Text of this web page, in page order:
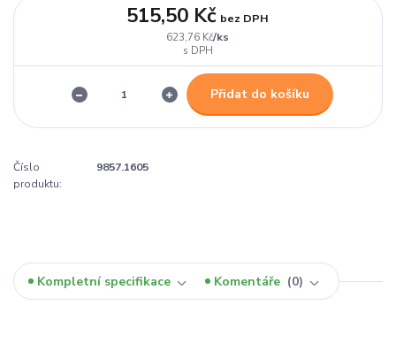
623,76 Kč/ks
515,50 Kč bez DPH
Přidat do košíku
Číslo
produktu:
9857.1605
Kompletní specifikace Komentáře 0